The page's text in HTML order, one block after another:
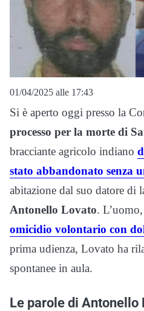
01/04/2025 alle 17:43
Si è aperto oggi presso la
processo per la morte di
bracciante agricolo indiano
stato abbandonato senza
abitazione dal suo datore di
Antonello Lovato.
omicidio volontario con
prima udienza, Lovato ha
spontanee in aula.
Le parole di Antonello